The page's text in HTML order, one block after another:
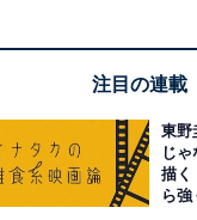
注目の連載
東野
じ
描く
ら